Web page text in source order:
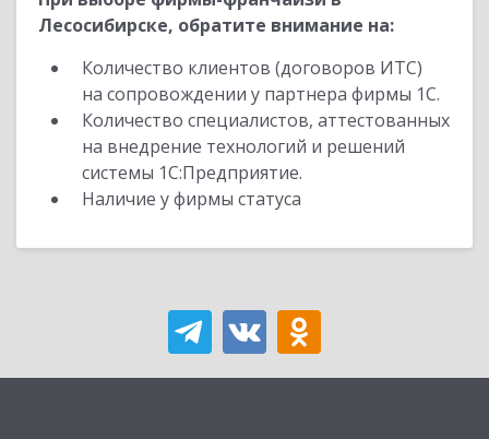
Лесосибирске, обратите внимание на:
Количество клиентов (договоров ИТС)
на сопровождении у партнера фирмы 1С.
Количество специалистов, аттестованных
на внедрение технологий и решений
системы 1С:Предприятие.
Наличие у фирмы статуса